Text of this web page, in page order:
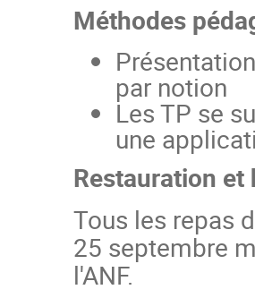
Méthodes
par notion
Les TP se
une
Restauration et
Tous les repas
25 septembre
l'ANF.